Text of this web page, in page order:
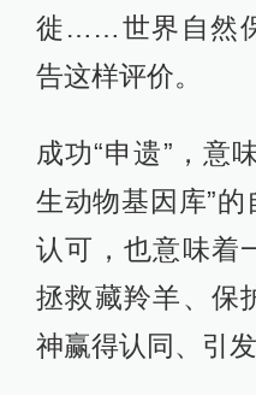
徙……世界自然
告这样评价。
成功“申遗”，意
生动物基因库”
认可，也意味着
拯救藏羚羊、保
神赢得认同、引发